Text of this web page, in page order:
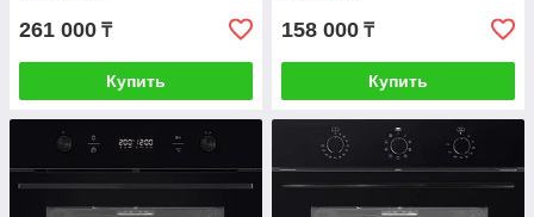
261 000 ₸
Купить
158 000 ₸
Купить